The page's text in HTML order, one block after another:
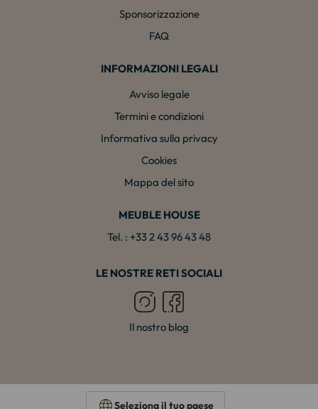
Sponsorizzazione
FAQ
INFORMAZIONI LEGALI
Avviso legale
Termini e condizioni
Informativa sulla privacy
Cookies
Mappa del sito
MEUBLE HOUSE
Tel. : +33 2 43 96 43 48
LE NOSTRE RETI SOCIALI
Il nostro blog
Seleziona il tuo paese